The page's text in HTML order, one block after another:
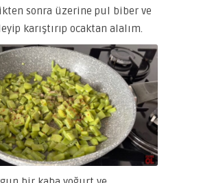
sonra üzerine pul biber ve
karıştırıp ocaktan alalım.